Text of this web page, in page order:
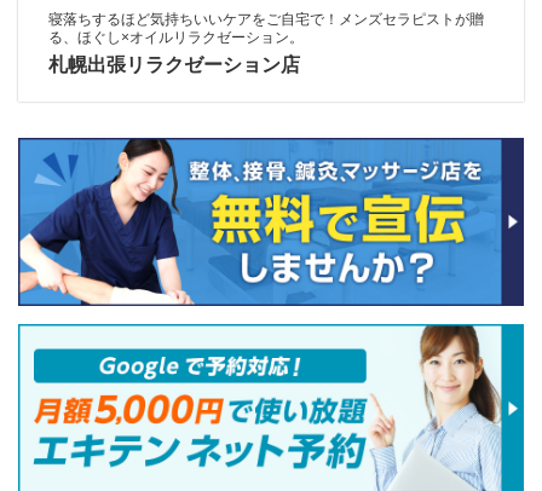
寝落ちするほど気持ちいいケアをご自宅で！メンズセラピストが贈
る、ほぐし×オイルリラクゼーション。
札幌出張リラクゼーション店